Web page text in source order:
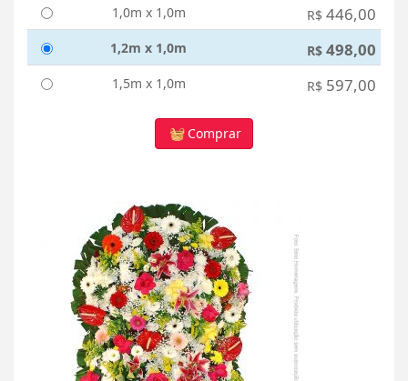
1,0m x 1,0m
R$ 446,00
1,2m x 1,0m R$ 498,00
1,5m x 1,0m R$ 597,00
Comprar